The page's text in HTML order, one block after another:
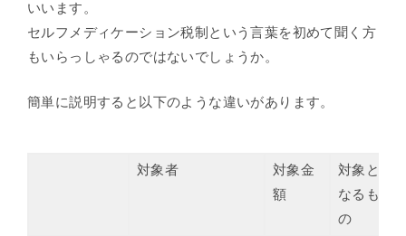
いいます。
セルフメディケーション税制という言葉を初めて聞く方
もいらっしゃるのではないでしょうか。
簡単に説明すると以下のような違いがあります。
対象者
対象金
額
対象と
なるも
の